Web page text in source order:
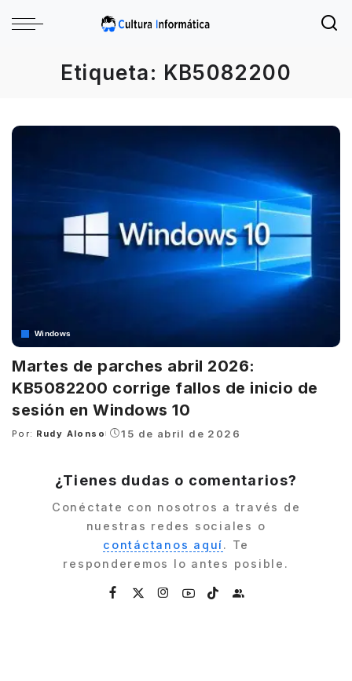
Etiqueta: KB5082200
Windows
Martes de parches abril 2026:
KB5082200 corrige fallos de inicio de
sesión en Windows 10
Posted
Por: Rudy Alonso 15 de abril de 2026
¿Tienes dudas o comentarios?
Conéctate con nosotros a través de
nuestras redes sociales o
contáctanos aquí. Te
responderemos lo antes posible.